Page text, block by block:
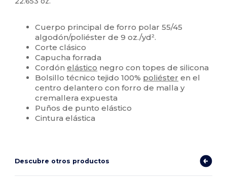
Cuerpo principal de forro polar 55/45
algodón/poliéster de 9 oz./yd².
Corte clásico
Capucha forrada
Cordónelástico negro con topes de silicona
Bolsillo técnico tejido 100% poliéster en el
centro delantero con forro de malla y
cremallera expuesta
Puños de punto elástico
Cintura elástica
Descubre otros productos